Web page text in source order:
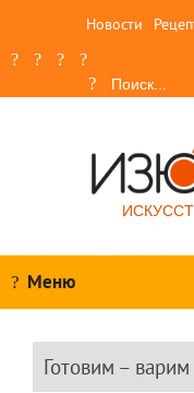
Новости
Меню
Готовим – варим